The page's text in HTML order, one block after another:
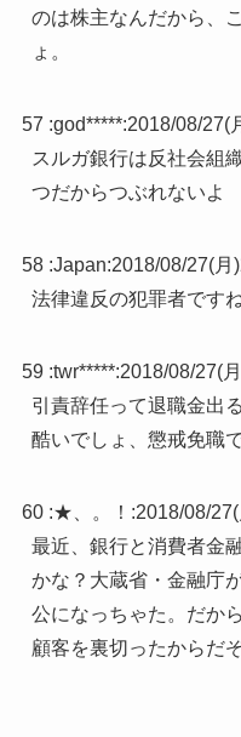
のは株主なんだから、
ょ。
57 :god*****:2018/08/27(
スルガ銀行は反社会組
つだからつぶれないよ
58 :Japan:2018/08/27(月
法律違反の犯罪者です
59 :twr*****:2018/08/27(
引責辞任って退職金出
酷いでしょ、懲戒免職
60 :★、。！ :2018/08/
最近、銀行と消費者金
かな？大蔵省・金融庁
公になっちゃた。だか
顧客を裏切ったからだ